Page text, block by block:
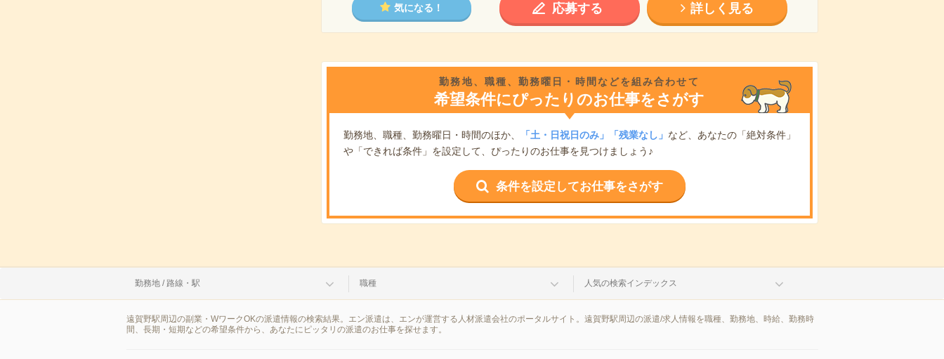
気になる！ 応募する 詳しく見る
勤務地、職種、勤務曜日・時間などを組み合わせて
希望条件にぴったりのお仕事をさがす
勤務地、職種、勤務曜日・時間のほか、 「土・日祝日のみ」「残業なし」 など、あなたの「絶対条件」
や「できれば条件」を設定して、ぴったりのお仕事を見つけましょう♪
条件を設定してお仕事をさがす
勤務地 / 路線・駅 職種 人気の検索インデックス
遠賀野駅周辺の副業・WワークOKの派遣情報の検索結果。エン派遣は、エンが運営する人材派遣会社のポータルサイト。遠賀野駅周辺の派遣/求人情報を職種、勤務地、時給、勤務時
間、長期・短期などの希望条件から、あなたにピッタリの派遣のお仕事を探せます。